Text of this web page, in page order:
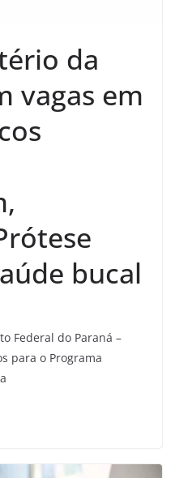
da
vagas em
bucal
Federal do Paraná –
para o Programa